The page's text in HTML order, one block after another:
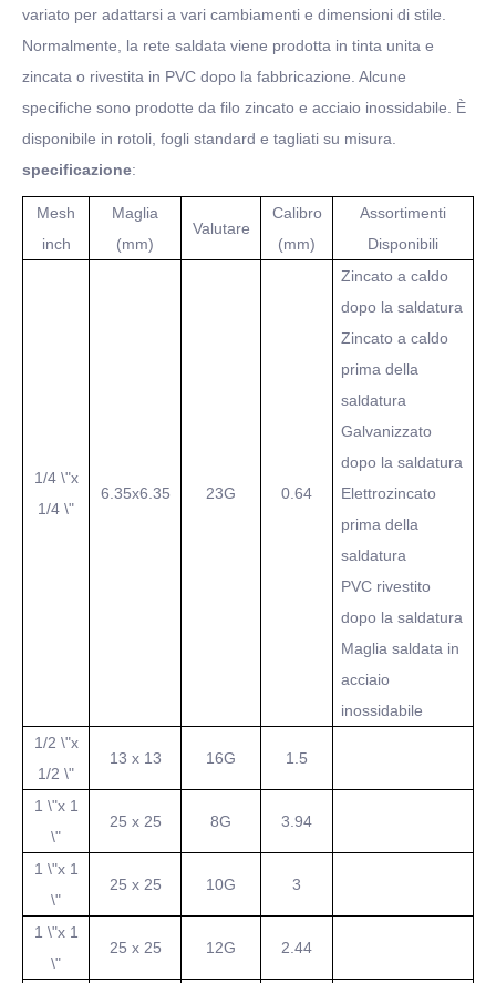
variato per adattarsi a vari cambiamenti e dimensioni di stile.
Normalmente, la rete saldata viene prodotta in tinta unita e
zincata o rivestita in PVC dopo la fabbricazione. Alcune
specifiche sono prodotte da filo zincato e acciaio inossidabile. È
disponibile in rotoli, fogli standard e tagliati su misura.
specificazione:
Mesh
inch
Maglia
(mm)
Valutare
Calibro
(mm)
Assortimenti
Disponibili
1/4 \"x
1/4 \"
6.35x6.35 23G 0.64
Zincato a caldo
dopo la saldatura
Zincato a caldo
prima della
saldatura
Galvanizzato
dopo la saldatura
Elettrozincato
prima della
saldatura
PVC rivestito
dopo la saldatura
Maglia saldata in
acciaio
inossidabile
1/2 \"x
1/2 \"
13 x 13 16G 1.5
1 \"x 1
\"
25 x 25 8G 3.94
1 \"x 1
\"
25 x 25 10G 3
1 \"x 1
\"
25 x 25 12G 2.44